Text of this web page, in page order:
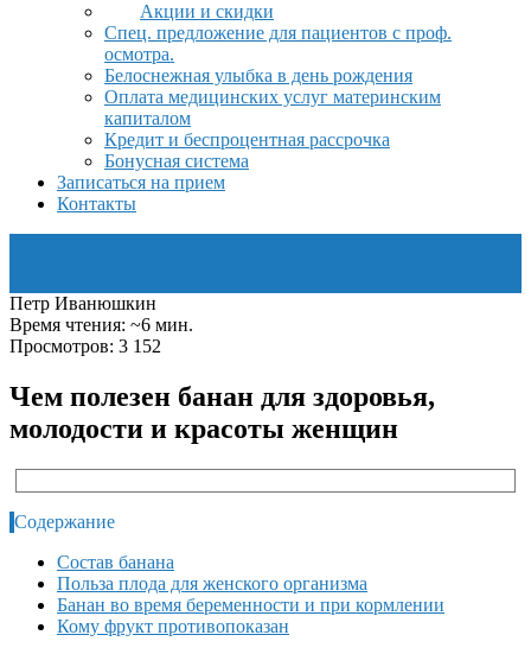
Акции и скидки
Спец. предложение для пациентов с проф.
осмотра.
Белоснежная улыбка в день рождения
Оплата медицинских услуг материнским
капиталом
Кредит и беспроцентная рассрочка
Бонусная система
Записаться на прием
Контакты
Петр Иванюшкин
Время чтения: ~6 мин.
Просмотров: 3 152
Чем полезен банан для здоровья,
молодости и красоты женщин
Содержание
Состав банана
Польза плода для женского организма
Банан во время беременности и при кормлении
Кому фрукт противопоказан